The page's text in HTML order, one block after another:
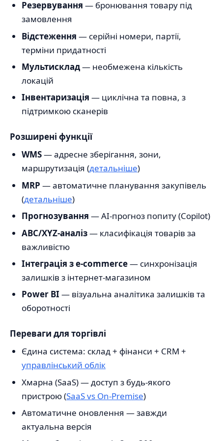
Резервування — бронювання товару під
замовлення
Відстеження — серійні номери, партії,
терміни придатності
Мультисклад— необмежена кількість
локацій
Інвентаризація — циклічна та повна, з
підтримкою сканерів
Розширені функції
WMS— адресне зберігання, зони,
маршрутизація (детальніше)
MRP — автоматичне планування закупівель
(детальніше)
Прогнозування — AI-прогноз попиту (Copilot)
ABC/XYZ-аналіз— класифікація товарів за
важливістю
Інтеграція з e-commerce— синхронізація
залишків з інтернет-магазином
Power BI — візуальна аналітика залишків та
оборотності
Переваги для торгівлі
Єдина система: склад + фінанси + CRM +
управлінський облік
Хмарна (SaaS) — доступ з будь-якого
пристрою (SaaS vs On-Premise)
Автоматичне оновлення — завжди
актуальна версія